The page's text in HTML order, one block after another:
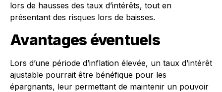
lors de hausses des taux d’intérêts, tout en
présentant des risques lors de baisses.
Avantages éventuels
Lors d’une période d’inflation élevée, un taux d’intérêt
ajustable pourrait être bénéfique pour les
épargnants, leur permettant de maintenir un pouvoir